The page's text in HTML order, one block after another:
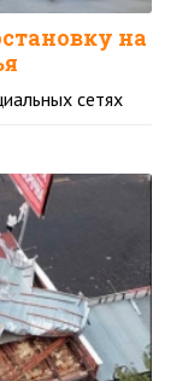
на
сетях